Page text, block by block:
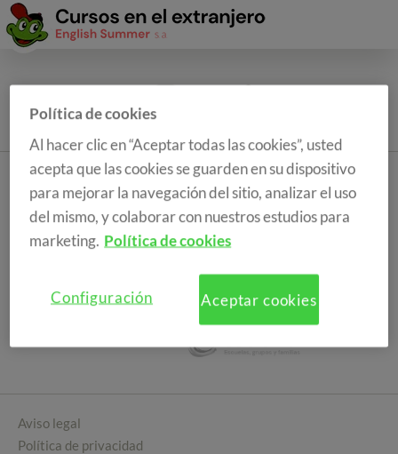
Aviso legal
Política de privacidad
Política de cookies
Al hacer clic en “Aceptar todas las cookies”, usted
acepta que las cookies se guarden en su dispositivo
para mejorar la navegación del sitio, analizar el uso
del mismo, y colaborar con nuestros estudios para
marketing. Política de cookies
Aceptar cookies
Configuración